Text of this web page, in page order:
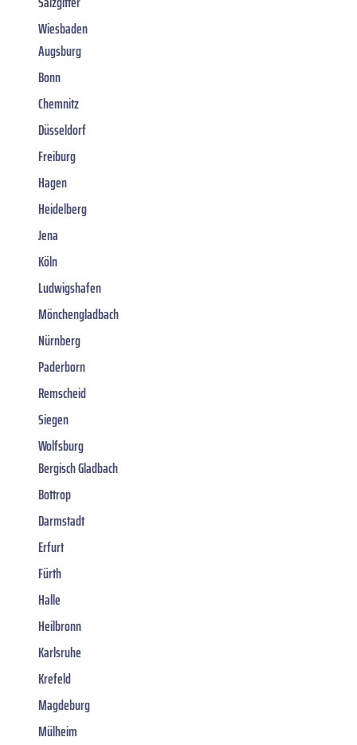
Wiesbaden
Augsburg
Bonn
Chemnitz
Düsseldorf
Freiburg
Hagen
Heidelberg
Jena
Köln
Ludwigshafen
Mönchengladbach
Nürnberg
Paderborn
Remscheid
Siegen
Wolfsburg
Bergisch Gladbach
Bottrop
Darmstadt
Erfurt
Fürth
Halle
Heilbronn
Karlsruhe
Krefeld
Magdeburg
Mülheim